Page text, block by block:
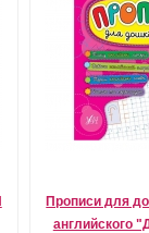
Прописи для
английского